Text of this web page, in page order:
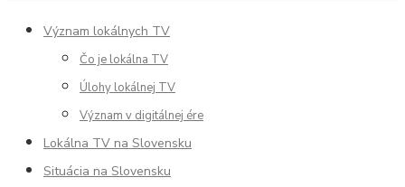
Význam lokálnych TV
Čo je lokálna TV
Úlohy lokálnej TV
Význam v digitálnej ére
Lokálna TV na Slovensku
Situácia na Slovensku